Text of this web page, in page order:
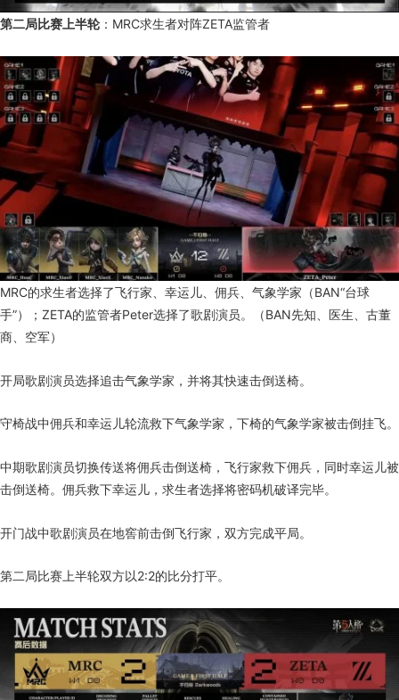
第二局比赛上半轮：MRC求生者对阵ZETA监管者
MRC的求生者选择了飞行家、幸运儿、佣兵、气象学家（BAN“台球
手”）；ZETA的监管者Peter选择了歌剧演员。（BAN先知、医生、古董
商、空军）
开局歌剧演员选择追击气象学家，并将其快速击倒送椅。
守椅战中佣兵和幸运儿轮流救下气象学家，下椅的气象学家被击倒挂飞。
中期歌剧演员切换传送将佣兵击倒送椅，飞行家救下佣兵，同时幸运儿被
击倒送椅。佣兵救下幸运儿，求生者选择将密码机破译完毕。
开门战中歌剧演员在地窖前击倒飞行家，双方完成平局。
第二局比赛上半轮双方以2:2的比分打平。